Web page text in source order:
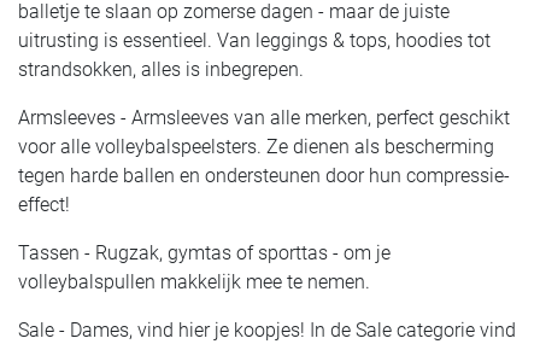
balletje te slaan op zomerse dagen - maar de juiste
uitrusting is essentieel. Van leggings & tops, hoodies tot
strandsokken, alles is inbegrepen.
Armsleeves - Armsleeves van alle merken, perfect geschikt
voor alle volleybalspeelsters. Ze dienen als bescherming
tegen harde ballen en ondersteunen door hun compressie-
effect!
Tassen - Rugzak, gymtas of sporttas - om je
volleybalspullen makkelijk mee te nemen.
Sale - Dames, vind hier je koopjes! In de Sale categorie vind